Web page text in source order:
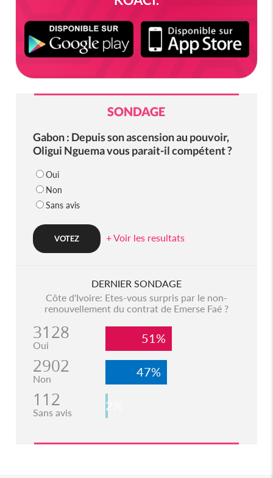
SONDAGE
Gabon : Depuis son ascension au pouvoir,
Oligui Nguema vous parait-il compétent ?
Oui
Non
Sans avis
+ Voir les resultats
DERNIER SONDAGE
Côte d'Ivoire: Etes-vous surpris par le non-
renouvellement du contrat de Emerse Faé ?
3128
Oui 51%
2902
Non 47%
112
Sans avis 2%